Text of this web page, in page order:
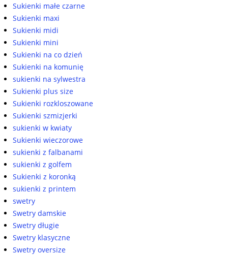
Sukienki małe czarne
Sukienki maxi
Sukienki midi
Sukienki mini
Sukienki na co dzień
Sukienki na komunię
sukienki na sylwestra
Sukienki plus size
Sukienki rozkloszowane
Sukienki szmizjerki
sukienki w kwiaty
Sukienki wieczorowe
sukienki z falbanami
sukienki z golfem
Sukienki z koronką
sukienki z printem
swetry
Swetry damskie
Swetry długie
Swetry klasyczne
Swetry oversize